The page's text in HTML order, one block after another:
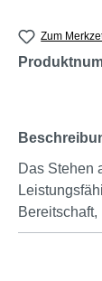
Zum
Das Stehen